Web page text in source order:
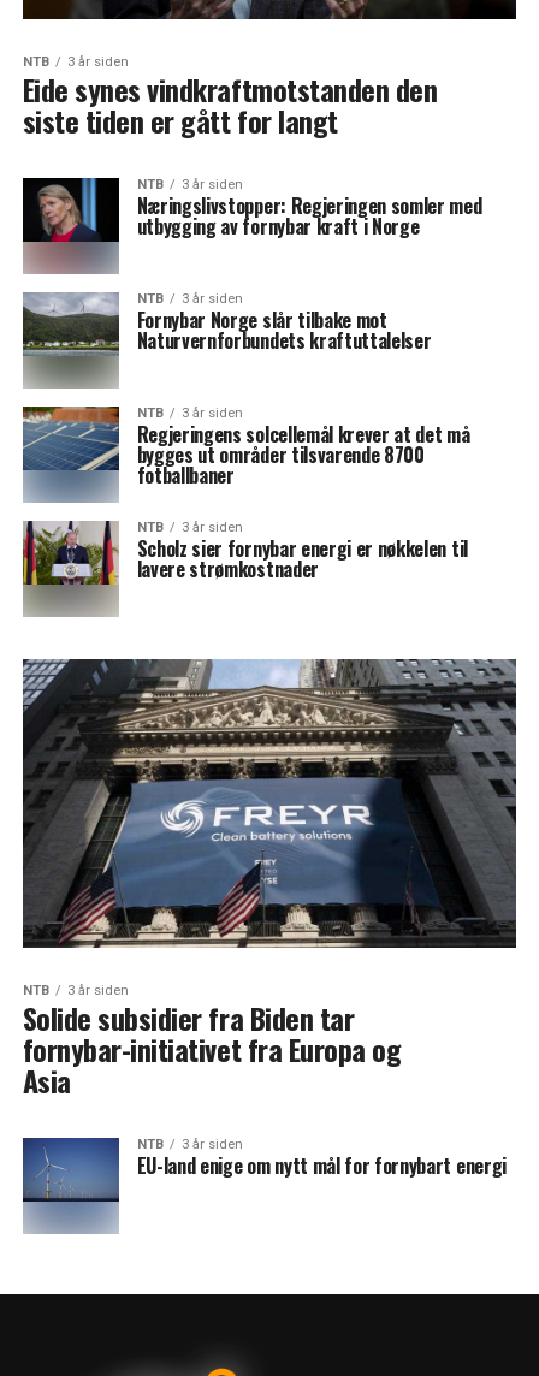
NTB 3 år siden
Eide synes vindkraftmotstanden den
siste tiden er gått for langt
NTB 3 år siden
Næringslivstopper: Regjeringen somler med
utbygging av fornybar kraft i Norge
NTB 3 år siden
Fornybar Norge slår tilbake mot
Naturvernforbundets kraftuttalelser
NTB 3 år siden
Regjeringens solcellemål krever at det må
bygges ut områder tilsvarende 8700
fotballbaner
NTB 3 år siden
Scholz sier fornybar energi er nøkkelen til
lavere strømkostnader
NTB 3 år siden
Solide subsidier fra Biden tar
fornybar-initiativet fra Europa og
Asia
NTB 3 år siden
EU-land enige om nytt mål for fornybart energi